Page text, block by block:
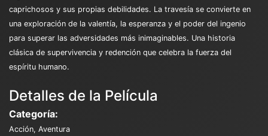
caprichosos y sus propias debilidades. La travesía se convierte en
una exploración de la valentía, la esperanza y el poder del ingenio
para superar las adversidades más inimaginables. Una historia
clásica de supervivencia y redención que celebra la fuerza del
espíritu humano.
Detalles de la Película
Categoría:
Acción, Aventura